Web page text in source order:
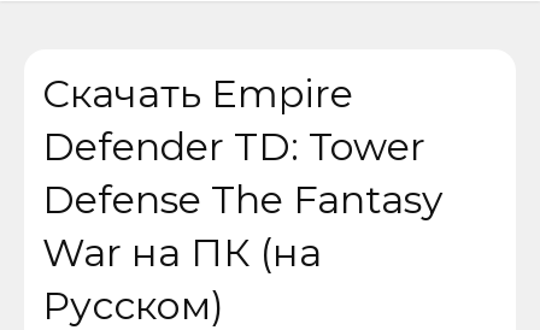
Скачать Empire
Defender TD: Tower
Defense The Fantasy
War на ПК (на
Русском)